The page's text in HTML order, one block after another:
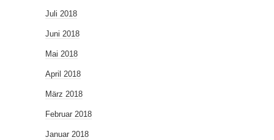
Juli 2018
Juni 2018
Mai 2018
April 2018
März 2018
Februar 2018
Januar 2018